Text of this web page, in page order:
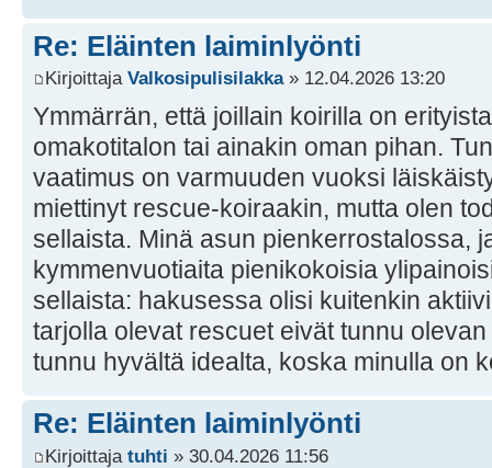
Re: Eläinten laiminlyönti
Kirjoittaja Valkosipulisilakka» 12.04.2026 13:20
Ymmärrän, että joillain koirilla on
omakotitalon tai ainakin oman pihan.
vaatimus on varmuuden vuoksi
miettinyt rescue-koiraakin, mutta olen
sellaista. Minä asun pienkerrostalossa,
kymmenvuotiaita pienikokoisia
sellaista: hakusessa olisi kuitenkin
tarjolla olevat rescuet eivät tunnu
tunnu hyvältä idealta, koska minulla on
Re: Eläinten laiminlyönti
Kirjoittaja tuhti » 30.04.2026 11:56